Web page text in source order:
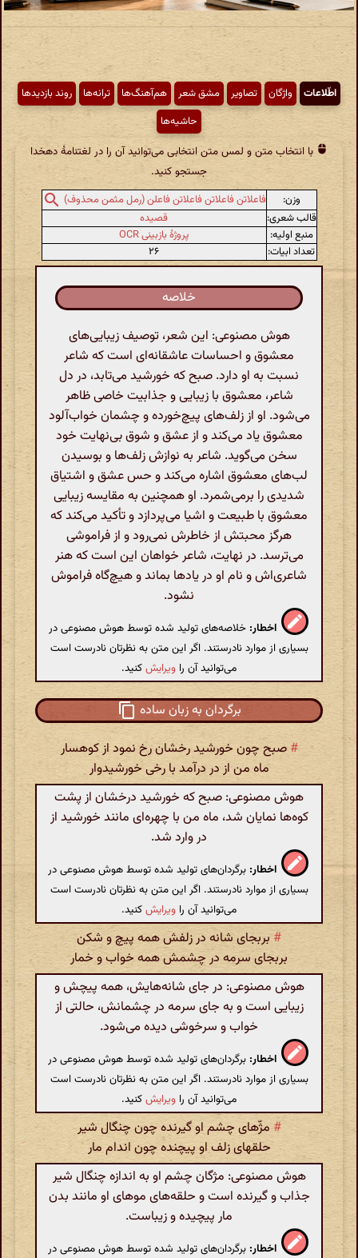
اطّلاعات واژگان تصاویر مشق شعر هم‌آهنگ‌ها ترانه‌ها
روند بازدیدها
حاشیه‌ها
با انتخاب متن و لمس متن انتخابی می‌توانید آن را در لغتنامهٔ دهخدا
جستجو کنید.
وزن:
فاعلاتن فاعلاتن فاعلاتن فاعلن (رمل مثمن محذوف)
قالب شعری:
قصیده
منبع اولیه:
پروژهٔ بازبینی OCR
تعداد ابیات:
۲۶
خلاصه
هوش مصنوعی: این شعر، توصیف زیبایی‌های
معشوق و احساسات عاشقانه‌ای است که شاعر
نسبت به او دارد. صبح که خورشید می‌تابد، در دل
شاعر، معشوق با زیبایی و جذابیت خاصی ظاهر
می‌شود. او از زلف‌های پیچ‌خورده و چشمان خواب‌آلود
معشوق یاد می‌کند و از عشق و شوق بی‌نهایت خود
سخن می‌گوید. شاعر به نوازش زلف‌ها و بوسیدن
لب‌های معشوق اشاره می‌کند و حس عشق و اشتیاق
شدیدی را برمی‌شمرد. او همچنین به مقایسه زیبایی
معشوق با طبیعت و اشیا می‌پردازد و تأکید می‌کند که
هرگز محبتش از خاطرش نمی‌رود و از فراموشی
می‌ترسد. در نهایت، شاعر خواهان این است که هنر
شاعری‌اش و نام او در یادها بماند و هیچ‌گاه فراموش
نشود.
اخطار: خلاصه‌های تولید شده توسط هوش مصنوعی در
بسیاری از موارد نادرستند. اگر این متن به نظرتان نادرست است
می‌توانید آن را ویرایشکنید.
برگردان به زبان ساده
# صبح چون خورشید رخشان رخ نمود از کوهسار
ماه من از در درآمد با رخی خورشیدوار
هوش مصنوعی: صبح که خورشید درخشان از پشت
کوه‌ها نمایان شد، ماه من با چهره‌ای مانند خورشید از
در وارد شد.
اخطار: برگردان‌های تولید شده توسط هوش مصنوعی در
بسیاری از موارد نادرستند. اگر این متن به نظرتان نادرست است
می‌توانید آن را ویرایشکنید.
# بربجای شانه در زلفش همه پیچ و شکن
بربجای سرمه در چشمش همه خواب و خمار
هوش مصنوعی: در جای شانه‌هایش، همه پیچش و
زیبایی است و به جای سرمه در چشمانش، حالتی از
خواب و سرخوشی دیده می‌شود.
اخطار: برگردان‌های تولید شده توسط هوش مصنوعی در
بسیاری از موارد نادرستند. اگر این متن به نظرتان نادرست است
می‌توانید آن را ویرایشکنید.
# مژّهای چشم او‌ گیرنده چون چنگال شیر
حلقهای زلف او پیچنده چون اندام مار
هوش مصنوعی: مژگان چشم او به اندازه چنگال شیر
جذاب و گیرنده است و حلقه‌های موهای او مانند بدن
مار پیچیده و زیباست.
اخطار: برگردان‌های تولید شده توسط هوش مصنوعی در